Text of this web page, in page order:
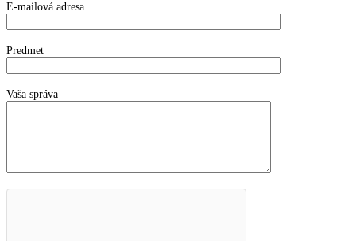
E-mailová adresa
Predmet
Vaša správa